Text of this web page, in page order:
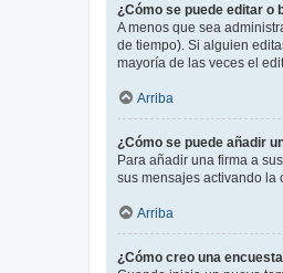
¿Cómo se puede editar o
A menos que sea
de tiempo). Si alguien
mayoría de las veces el
Arriba
¿Cómo se puede añadir
Para añadir una firma a
sus mensajes activando la
Arriba
¿Cómo creo una